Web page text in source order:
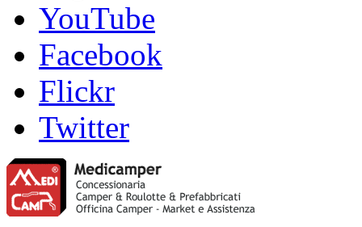
YouTube
Facebook
Flickr
Twitter